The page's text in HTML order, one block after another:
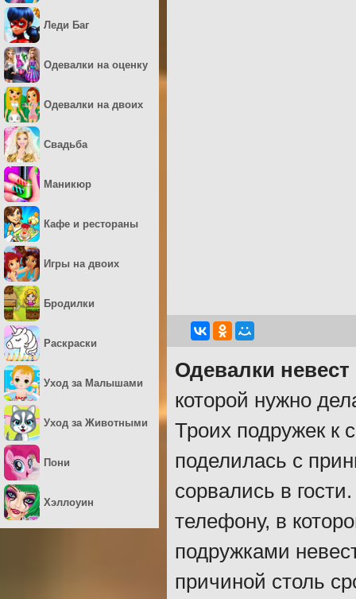
Одевалки
которой нужно
Троих подружек к
поделилась с
сорвались в
телефону, в
подружками
причиной столь
Леди Баг
Одевалки на оценку
Одевалки на двоих
Свадьба
Маникюр
Кафе и рестораны
Игры на двоих
Бродилки
Раскраски
Уход за Малышами
Уход за Животными
Пони
Хэллоуин